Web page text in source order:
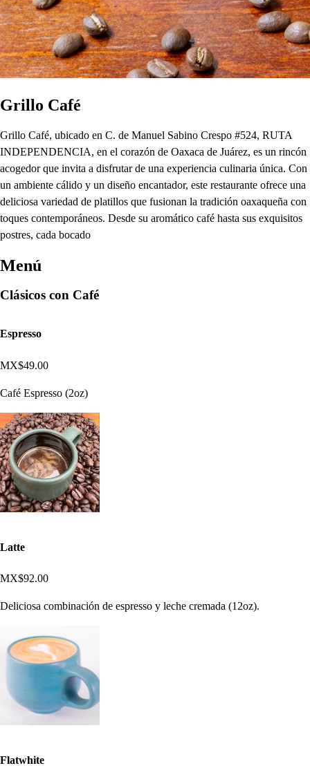
Grillo Café
Grillo Café, ubicado en C. de Manuel Sabino Crespo #524, RUTA
INDEPENDENCIA, en el corazón de Oaxaca de Juárez, es un rincón
acogedor que invita a disfrutar de una experiencia culinaria única. Con
un ambiente cálido y un diseño encantador, este restaurante ofrece una
deliciosa variedad de platillos que fusionan la tradición oaxaqueña con
toques contemporáneos. Desde su aromático café hasta sus exquisitos
postres, cada bocado
Menú
Clásicos con Café
Espresso
MX$49.00
Café Espresso (2oz)
Latte
MX$92.00
Deliciosa combinación de espresso y leche cremada (12oz).
Flatwhite